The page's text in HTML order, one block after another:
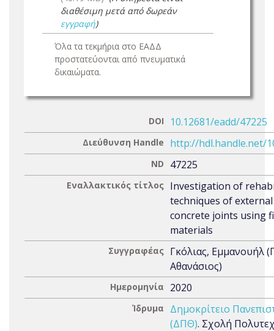
διαθέσιμη μετά από δωρεάν
εγγραφή)
Όλα τα τεκμήρια στο ΕΑΔΔ
προστατεύονται από πνευματικά
δικαιώματα.
DOI 10.12681/eadd/47225
Διεύθυνση Handle http://hdl.handle.net/
ND 47225
Εναλλακτικός τίτλος Investigation of
techniques of
concrete joints using
materials
Συγγραφέας Γκόλιας, Εμμανουήλ
Αθανάσιος)
Ημερομηνία 2020
Ίδρυμα
Δημοκρίτειο
(ΔΠΘ). Σχολή